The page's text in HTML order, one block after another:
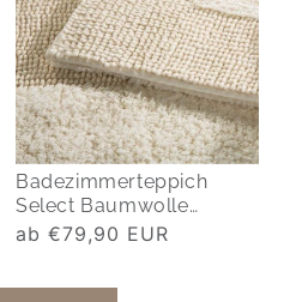
Badezimmerteppich
Select Baumwolle
beidseitig
Normaler
ab €79,90 EUR